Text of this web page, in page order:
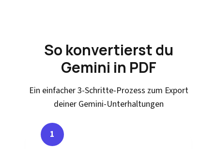
So konvertierst du
Gemini in PDF
Ein einfacher 3-Schritte-Prozess zum Export
deiner Gemini-Unterhaltungen
1